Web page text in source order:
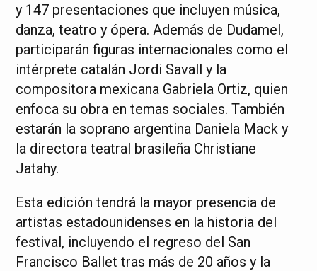
y 147 presentaciones que incluyen música,
danza, teatro y ópera. Además de Dudamel,
participarán figuras internacionales como el
intérprete catalán Jordi Savall y la
compositora mexicana Gabriela Ortiz, quien
enfoca su obra en temas sociales. También
estarán la soprano argentina Daniela Mack y
la directora teatral brasileña Christiane
Jatahy.
Esta edición tendrá la mayor presencia de
artistas estadounidenses en la historia del
festival, incluyendo el regreso del San
Francisco Ballet tras más de 20 años y la